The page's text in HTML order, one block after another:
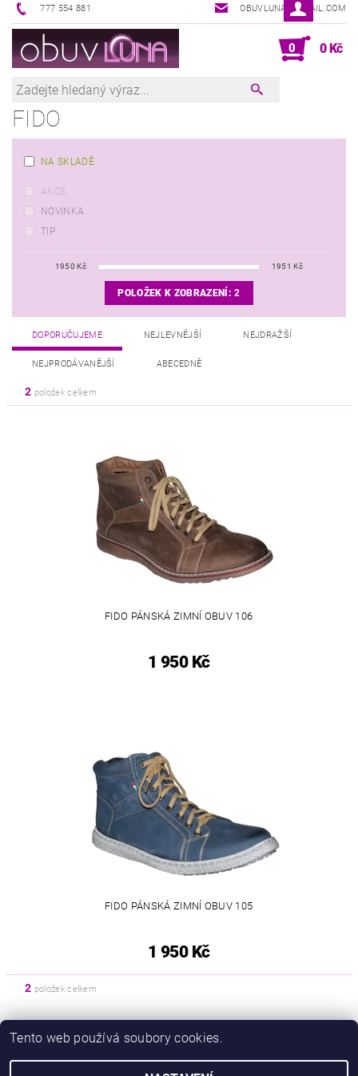
777 554 881 OBUVLUNA@GMAIL.COM
0 0 Kč
FIDO
NA SKLADĚ
AKCE
NOVINKA
TIP
1950 Kč 1951 Kč
POLOŽEK K ZOBRAZENÍ:2
DOPORUČUJEME NEJLEVNĚJŠÍ NEJDRAŽŠÍ
NEJPRODÁVANĚJŠÍ ABECEDNĚ
2 položek celkem
FIDO PÁNSKÁ ZIMNÍ OBUV 106
1 950 Kč
FIDO PÁNSKÁ ZIMNÍ OBUV 105
1 950 Kč
2 položek celkem
Heureka.cz
Tento web používá soubory cookies.